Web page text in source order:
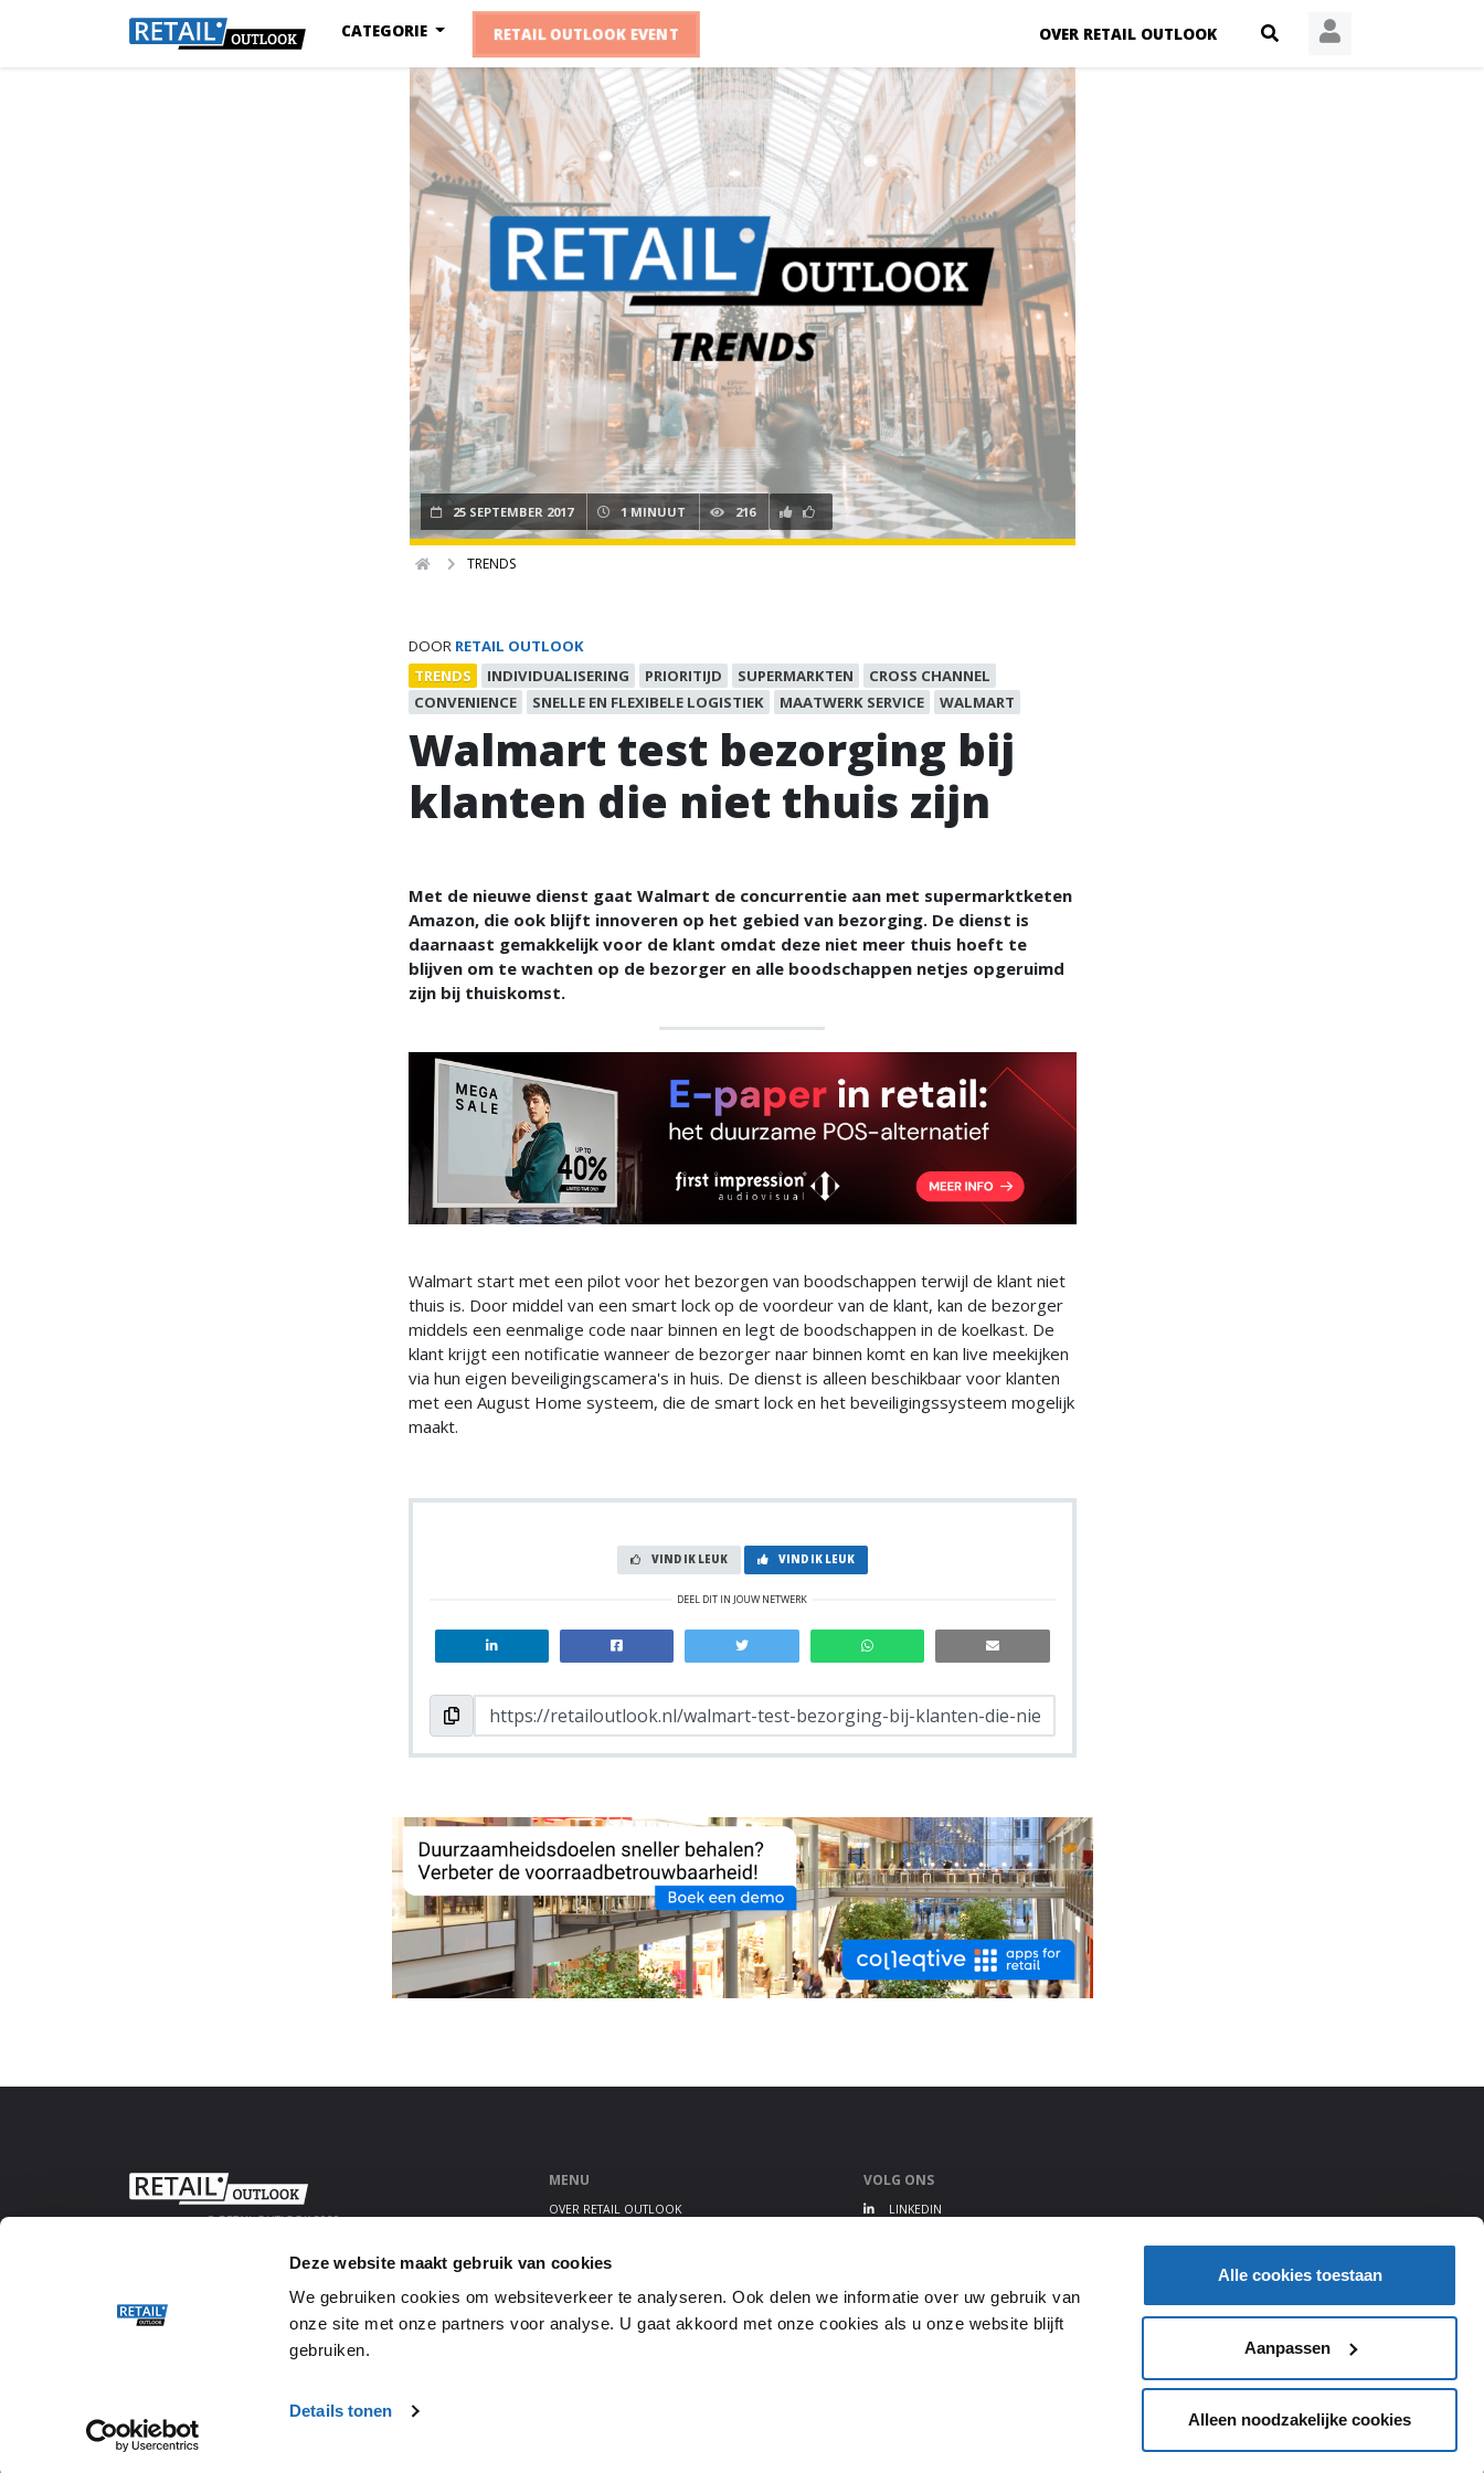
Deze website maakt gebruik van cookies
We gebruiken cookies om websiteverkeer te analyseren. Ook delen we informatie over uw gebruik van
onze site met onze partners voor analyse. U gaat akkoord met onze cookies als u onze website blijft
gebruiken.
Details tonen
Alle cookies toestaan
Aanpassen
Alleen noodzakelijke cookies
OVER RETAIL OUTLOOK
CATEGORIE RETAIL OUTLOOK EVENT
25 SEPTEMBER 2017 1 MINUUT 216
TRENDS
DOOR RETAIL OUTLOOK
TRENDS
INDIVIDUALISERING PRIORITIJD SUPERMARKTEN
CROSS CHANNEL
CONVENIENCE
SNELLE EN FLEXIBELE LOGISTIEK MAATWERK SERVICE WALMART
Walmart test bezorging bij
klanten die niet thuis zijn
Met de nieuwe dienst gaat Walmart de concurrentie aan met supermarktketen
Amazon, die ook blijft innoveren op het gebied van bezorging. De dienst is
daarnaast gemakkelijk voor de klant omdat deze niet meer thuis hoeft te
blijven om te wachten op de bezorger en alle boodschappen netjes opgeruimd
zijn bij thuiskomst.
Walmart start met een pilot voor het bezorgen van boodschappen terwijl de klant niet
thuis is. Door middel van een smart lock op de voordeur van de klant, kan de bezorger
middels een eenmalige code naar binnen en legt de boodschappen in de koelkast. De
klant krijgt een notificatie wanneer de bezorger naar binnen komt en kan live meekijken
via hun eigen beveiligingscamera's in huis. De dienst is alleen beschikbaar voor klanten
met een August Home systeem, die de smart lock en het beveiligingssysteem mogelijk
maakt.
VIND IK LEUK VIND IK LEUK
DEEL DIT IN JOUW NETWERK
© RETAIL OUTLOOK 2020
MENU
OVER RETAIL OUTLOOK
ALGEMENE VOORWAARDEN
GEBRUIKERSVOORWAARDEN
DISCLAIMER
VOLG ONS
LINKEDIN